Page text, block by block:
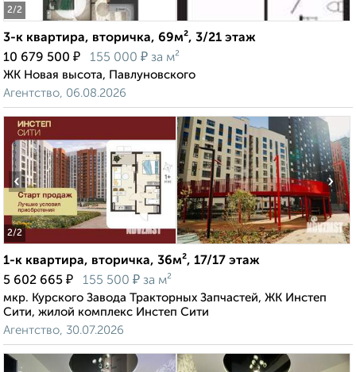
2/2
3-к квартира, вторичка, 69м², 3/21 этаж
10 679 500 ₽ 155 000 ₽ за м²
ЖК Новая высота, Павлуновского
Агентство, 06.08.2026
2/2
‹ ›
1-к квартира, вторичка, 36м², 17/17 этаж
5 602 665 ₽ 155 500 ₽ за м²
мкр. Курского Завода Тракторных Запчастей, ЖК Инстеп
Сити, жилой комплекс Инстеп Сити
Агентство, 30.07.2026